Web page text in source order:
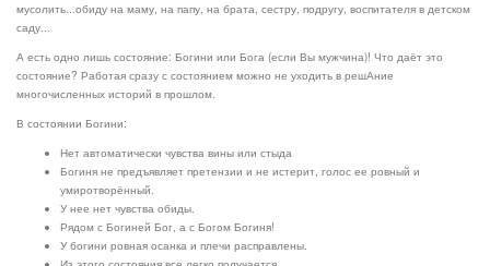
мусолить...обиду на маму, на папу, на брата, сестру, подругу, воспитателя в детском
саду...
А есть одно лишь состояние: Богини или Бога (если Вы мужчина)! Что даёт это
состояние? Работая сразу с состоянием можно не уходить в решАние
многочисленных историй в прошлом.
В состоянии Богини:
Нет автоматически чувства вины или стыда
Богиня не предъявляет претензии и не истерит, голос ее ровный и
умиротворённый.
У нее нет чувства обиды.
Рядом с Богиней Бог, а с Богом Богиня!
У богини ровная осанка и плечи расправлены.